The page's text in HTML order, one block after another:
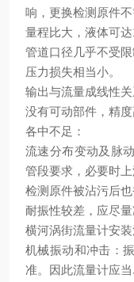
响，更换检测原件不
量程比大，液体可达
管道口径几乎不受限
压力损失相当小。
输出与流量成线性
没有可动部件，精度
各中不足：
流速分布变动及脉
管段要求，必要时上
检测原件被沾污后
耐振性较差，应尽量
横河涡街流量计安装
机械振动和冲击：
准。因此流量计应